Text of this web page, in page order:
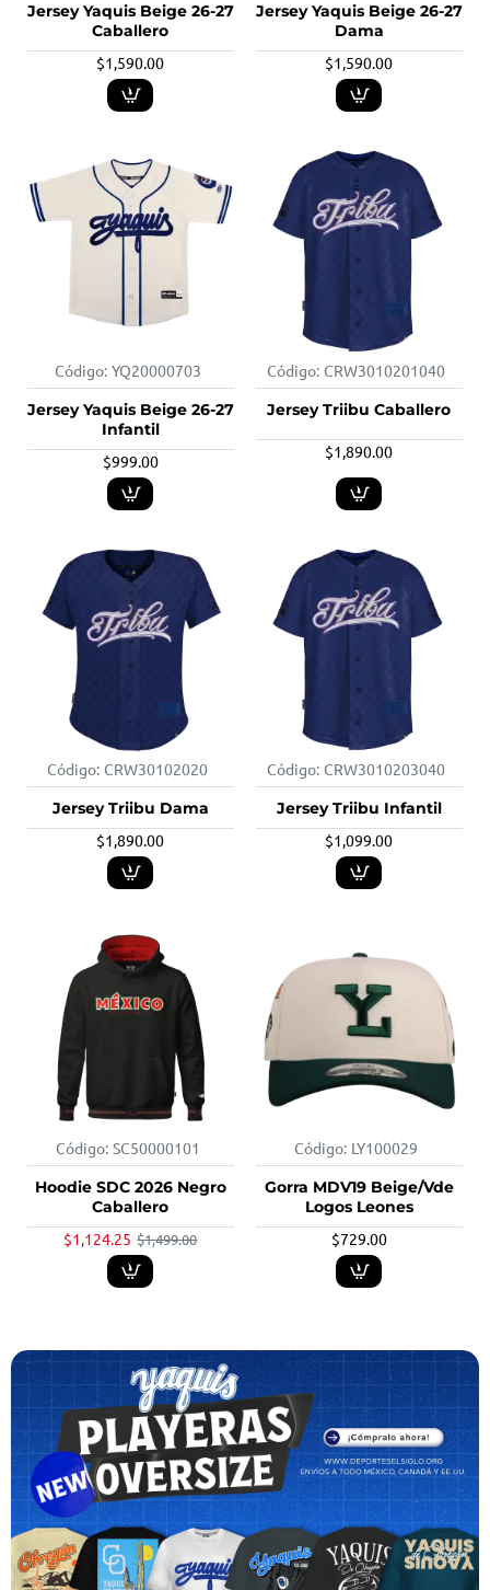
Jersey Yaquis Beige 26-27
Caballero
$1,590.00
Jersey Yaquis Beige 26-27
Dama
$1,590.00
Código: YQ20000703
Jersey Yaquis Beige 26-27
Infantil
$999.00
Código: CRW3010201040
Jersey Triibu Caballero
$1,890.00
Código: CRW30102020
Jersey Triibu Dama
$1,890.00
Código: CRW3010203040
Jersey Triibu Infantil
$1,099.00
-25%
Código: SC50000101
Hoodie SDC 2026 Negro
Caballero
$1,124.25 $1,499.00
Código: LY100029
Gorra MDV19 Beige/Vde
Logos Leones
$729.00